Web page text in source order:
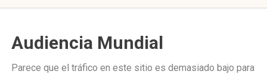
Audiencia Mundial
Parece que el tráfico en este sitio es demasiado bajo para